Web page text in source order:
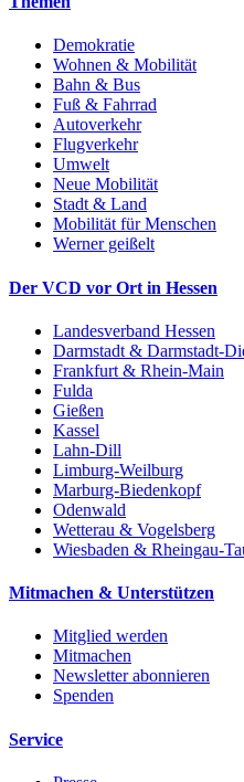
Demokratie
Wohnen & Mobilität
Bahn & Bus
Fuß & Fahrrad
Autoverkehr
Flugverkehr
Umwelt
Neue Mobilität
Stadt & Land
Mobilität für Menschen
Werner geißelt
Der VCD vor Ort in Hessen
Landesverband Hessen
Darmstadt & Darmstadt-
Frankfurt & Rhein-Main
Fulda
Gießen
Kassel
Lahn-Dill
Limburg-Weilburg
Marburg-Biedenkopf
Odenwald
Wetterau & Vogelsberg
Wiesbaden & Rheingau-
Mitmachen & Unterstützen
Mitglied werden
Mitmachen
Newsletter abonnieren
Spenden
Service